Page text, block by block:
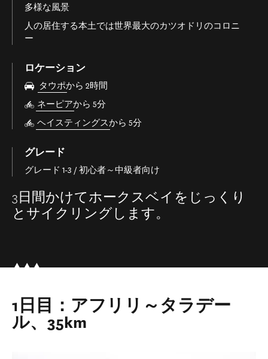
多様な風景
人の居住する本土では世界最大のカツオドリのコロニ
ー
ロケーション
タウポから 2時間
ネーピアから 5分
ヘイスティングスから 5分
グレード
グレード 1-3 / 初心者～中級者向け
3日間かけてホークスベイをじっくり
とサイクリングします。
1日目：アフリリ～タラデー
ル、35km